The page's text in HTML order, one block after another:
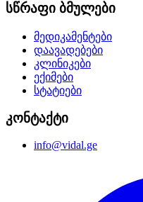
სწრაფი ბმულები
მედიკამენტები
დაავადებები
კლინიკები
ექიმები
სტატიები
კონტაქტი
info@vidal.ge